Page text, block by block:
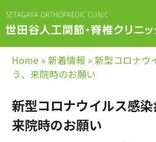
Home » 新着情報 » 新型コロナウ
う、来院時のお願い
新型コロナウイルス感染
来院時のお願い